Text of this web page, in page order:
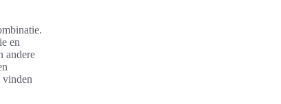
en
andere
vinden